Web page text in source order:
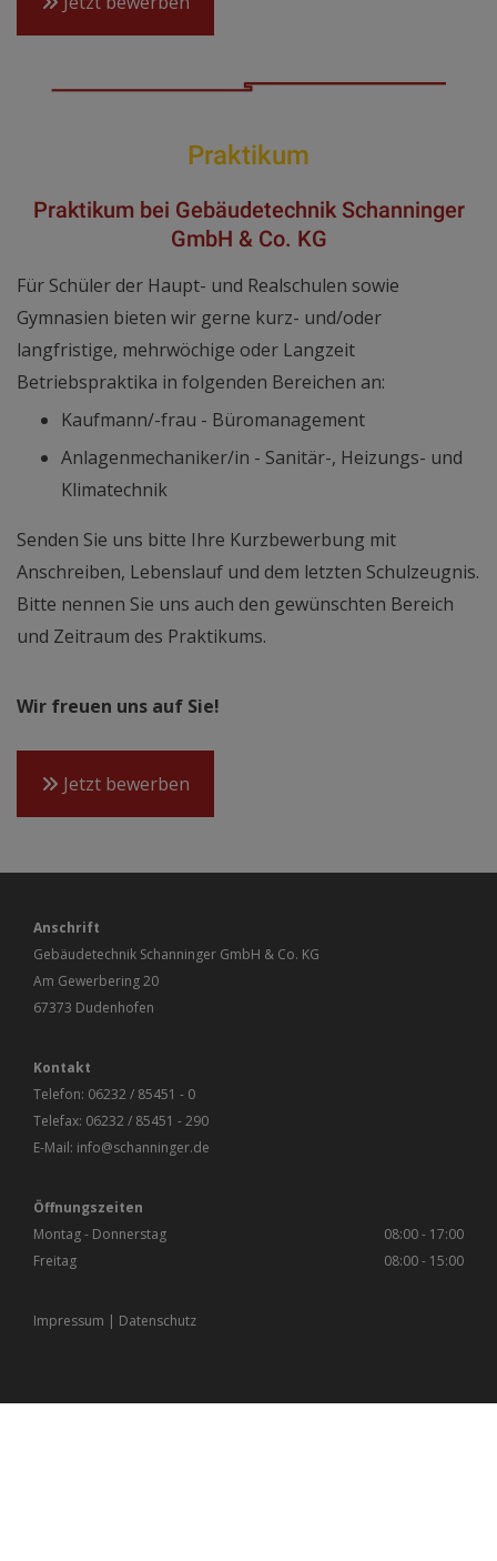
Praktikum
Praktikum bei Gebäudetechnik Schanninger
GmbH & Co. KG
Für Schüler der Haupt- und Realschulen sowie
Gymnasien bieten wir gerne kurz- und/oder
langfristige, mehrwöchige oder Langzeit
Betriebspraktika in folgenden Bereichen an:
Kaufmann/-frau - Büromanagement
Anlagenmechaniker/in - Sanitär-, Heizungs- und
Klimatechnik
Senden Sie uns bitte Ihre Kurzbewerbung mit
Anschreiben, Lebenslauf und dem letzten Schulzeugnis.
Bitte nennen Sie uns auch den gewünschten Bereich
und Zeitraum des Praktikums.
Wir freuen uns auf Sie!
Jetzt bewerben
Anschrift
Gebäudetechnik Schanninger GmbH & Co. KG
Am Gewerbering 20
67373 Dudenhofen
Kontakt
Telefon: 06232 / 85451 - 0
Telefax: 06232 / 85451 - 290
E-Mail: info@schanninger.de
Öffnungszeiten
Montag - Donnerstag
08:00 - 17:00
Freitag
08:00 - 15:00
Impressum | Datenschutz